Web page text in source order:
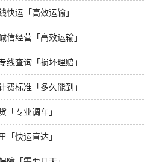
快运「高效运输」
信经营「高效运输」
线查询「损坏理赔」
费标准「多久能到」
「专业调车」
「快运直达」